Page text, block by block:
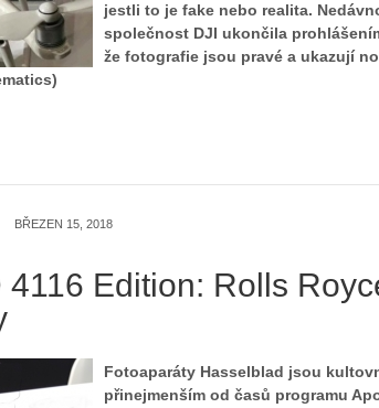
jestli to je fake nebo realita.
společnost DJI ukončila
že fotografie jsou pravé a ukazují
BŘEZEN 15, 2018
Edition: Rolls
Fotoaparáty Hasselblad jsou
přinejmenším od časů programu